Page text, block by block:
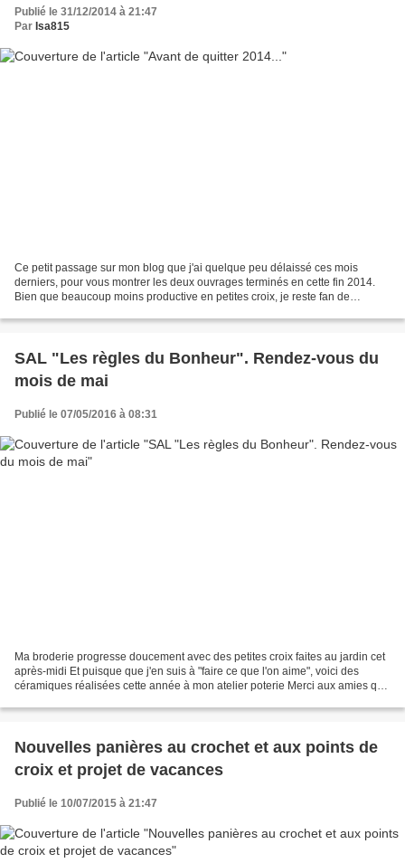
Publié le 31/12/2014 à 21:47
Par Isa815
Ce petit passage sur mon blog que j'ai quelque peu délaissé ces mois
derniers, pour vous montrer les deux ouvrages terminés en cette fin 2014.
Bien que beaucoup moins productive en petites croix, je reste fan de
SAL "Les règles du Bonheur". Rendez-vous du
mois de mai
Publié le 07/05/2016 à 08:31
Ma broderie progresse doucement avec des petites croix faites au jardin cet
après-midi Et puisque que j'en suis à "faire ce que l'on aime", voici des
céramiques réalisées cette année à mon atelier poterie Merci aux amies qui
Nouvelles panières au crochet et aux points de
croix et projet de vacances
Publié le 10/07/2015 à 21:47